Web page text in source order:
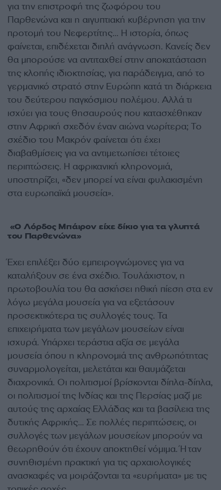
για την επιστροφή της ζωφόρου του
Παρθενώνα και η αιγυπτιακή κυβέρνηση για την
προτομή του Νεφερτίτης… Η ιστορία, όπως
φαίνεται, επιδέχεται διπλή ανάγνωση. Κανείς δεν
θα μπορούσε να αντιταχθεί στην αποκατάσταση
της κλοπής ιδιοκτησίας, για παράδειγμα, από το
γερμανικό στρατό στην Ευρώπη κατά τη διάρκεια
του δεύτερου παγκόσμιου πολέμου. Αλλά τι
ισχύει για τους θησαυρούς που κατασχέθηκαν
στην Αφρική σχεδόν έναν αιώνα νωρίτερα; Το
σχέδιο του Μακρόν φαίνεται ότι έχει
διαβαθμίσεις για να αντιμετωπίσει τέτοιες
περιπτώσεις. Η αφρικανική κληρονομιά,
υποστηρίζει, «δεν μπορεί να είναι φυλακισμένη
στα ευρωπαϊκά μουσεία».
«Ο Λόρδος Μπάιρον είχε δίκιο για τα γλυπτά
του Παρθενώνα»
Έχει επιλέξει δύο εμπειρογνώμονες για να
καταλήξουν σε ένα σχέδιο. Τουλάχιστον, η
πρωτοβουλία του θα ασκήσει ηθική πίεση στα εν
λόγω μεγάλα μουσεία για να εξετάσουν
προσεκτικότερα τις συλλογές τους. Τα
επιχειρήματα των μεγάλων μουσείων είναι
ισχυρά. Υπάρχει τεράστια αξία σε μεγάλα
μουσεία όπου η κληρονομιά της ανθρωπότητας
συναρμολογείται, μελετάται και θαυμάζεται
διαχρονικά. Οι πολιτισμοί βρίσκονται δίπλα-δίπλα,
οι πολιτισμοί της Ινδίας και της Περσίας μαζί με
αυτούς της αρχαίας Ελλάδας και τα βασίλεια της
δυτικής Αφρικής… Σε πολλές περιπτώσεις, οι
συλλογές των μεγάλων μουσείων μπορούν να
θεωρηθούν ότι έχουν αποκτηθεί νόμιμα. Ήταν
συνηθισμένη πρακτική για τις αρχαιολογικές
ανασκαφές να μοιράζονται τα «ευρήματα» με τις